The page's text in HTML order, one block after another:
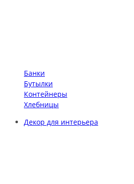
Банки
Бутылки
Контейнеры
Хлебницы
Декор для интерьера